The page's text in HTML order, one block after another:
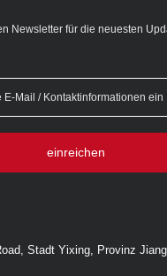
Newsletter für die neuesten
einreichen
Stadt Yixing, Provinz